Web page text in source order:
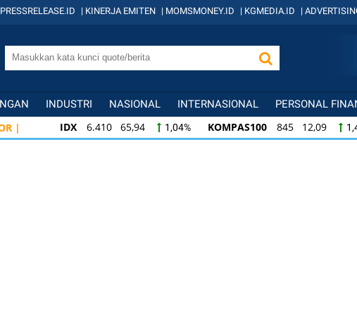
PRESSRELEASE.ID | KINERJA EMITEN | MOMSMONEY.ID | KGMEDIA.ID |
INDUSTRI NASIONAL INTERNASIONAL PERSONAL
| IDX 6.410 65,94 1,04% KOMPAS100 845 12,09
KOMPAS100
845 12,09 1,45% LQ45 640 9,44